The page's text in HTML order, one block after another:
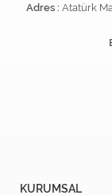
Adres : Atatürk
KURUMSAL